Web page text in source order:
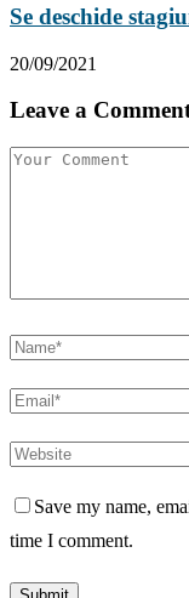
Se deschide
20/09/2021
Leave a
Save my name,
time I comment.